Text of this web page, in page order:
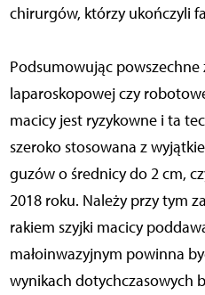
chirurgów, którzy ukończyli
Podsumowując
laparoskopowej czy
macicy jest ryzykowne i ta
szeroko stosowana z
guzów o średnicy do 2 cm,
2018 roku. Należy przy tym
rakiem szyjki macicy
małoinwazyjnym powinna
wynikach dotychczasowych